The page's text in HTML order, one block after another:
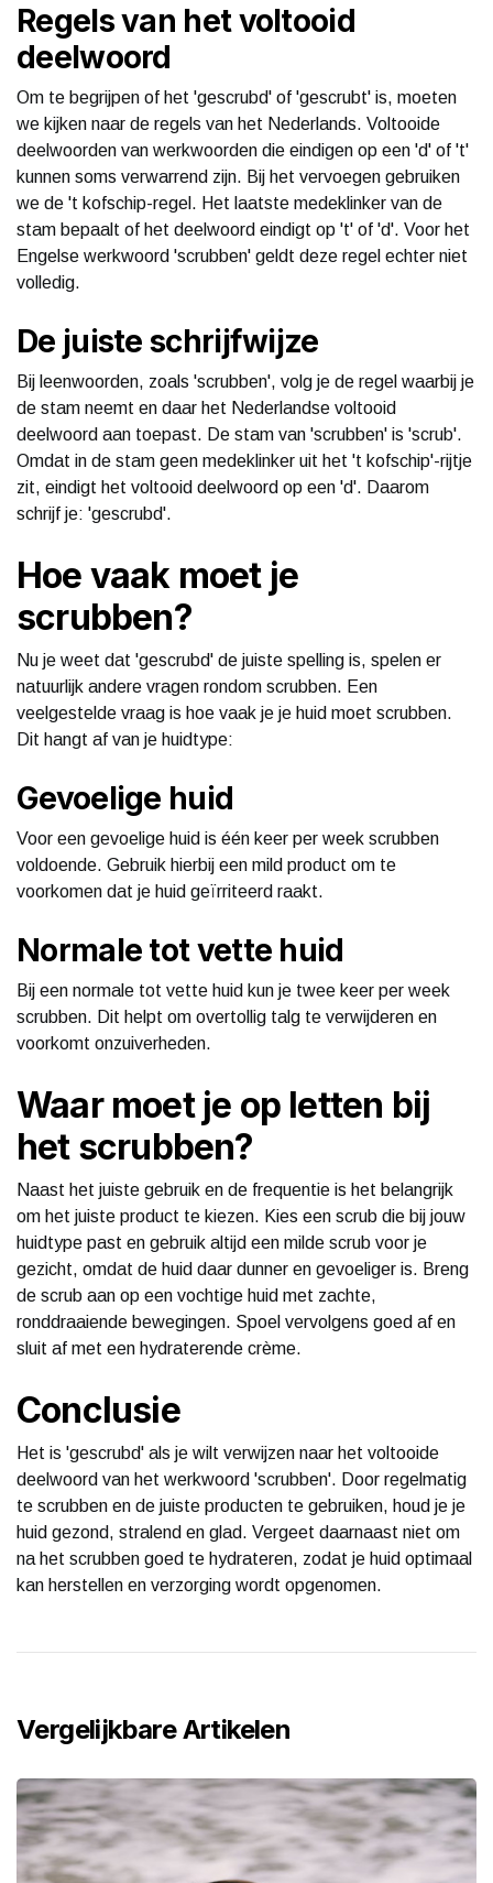
Regels van het voltooid
deelwoord
Om te begrijpen of het 'gescrubd' of 'gescrubt' is, moeten
we kijken naar de regels van het Nederlands. Voltooide
deelwoorden van werkwoorden die eindigen op een 'd' of 't'
kunnen soms verwarrend zijn. Bij het vervoegen gebruiken
we de 't kofschip-regel. Het laatste medeklinker van de
stam bepaalt of het deelwoord eindigt op 't' of 'd'. Voor het
Engelse werkwoord 'scrubben' geldt deze regel echter niet
volledig.
De juiste schrijfwijze
Bij leenwoorden, zoals 'scrubben', volg je de regel waarbij je
de stam neemt en daar het Nederlandse voltooid
deelwoord aan toepast. De stam van 'scrubben' is 'scrub'.
Omdat in de stam geen medeklinker uit het 't kofschip'-rijtje
zit, eindigt het voltooid deelwoord op een 'd'. Daarom
schrijf je: 'gescrubd'.
Hoe vaak moet je
scrubben?
Nu je weet dat 'gescrubd' de juiste spelling is, spelen er
natuurlijk andere vragen rondom scrubben. Een
veelgestelde vraag is hoe vaak je je huid moet scrubben.
Dit hangt af van je huidtype:
Gevoelige huid
Voor een gevoelige huid is één keer per week scrubben
voldoende. Gebruik hierbij een mild product om te
voorkomen dat je huid geïrriteerd raakt.
Normale tot vette huid
Bij een normale tot vette huid kun je twee keer per week
scrubben. Dit helpt om overtollig talg te verwijderen en
voorkomt onzuiverheden.
Waar moet je op letten bij
het scrubben?
Naast het juiste gebruik en de frequentie is het belangrijk
om het juiste product te kiezen. Kies een scrub die bij jouw
huidtype past en gebruik altijd een milde scrub voor je
gezicht, omdat de huid daar dunner en gevoeliger is. Breng
de scrub aan op een vochtige huid met zachte,
ronddraaiende bewegingen. Spoel vervolgens goed af en
sluit af met een hydraterende crème.
Conclusie
Het is 'gescrubd' als je wilt verwijzen naar het voltooide
deelwoord van het werkwoord 'scrubben'. Door regelmatig
te scrubben en de juiste producten te gebruiken, houd je je
huid gezond, stralend en glad. Vergeet daarnaast niet om
na het scrubben goed te hydrateren, zodat je huid optimaal
kan herstellen en verzorging wordt opgenomen.
Vergelijkbare Artikelen